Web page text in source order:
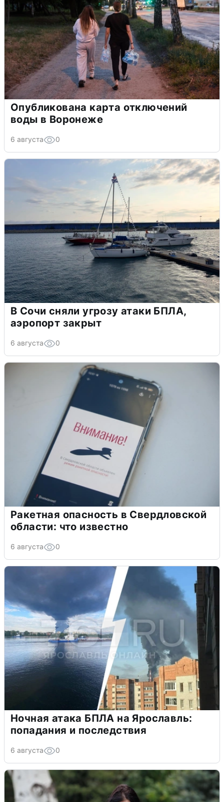
Опубликована карта отключений
воды в Воронеже
6 августа 0
В Сочи сняли угрозу атаки БПЛА,
аэропорт закрыт
6 августа 0
Ракетная опасность в Свердловской
области: что известно
6 августа 0
Ночная атака БПЛА на Ярославль:
попадания и последствия
6 августа 0